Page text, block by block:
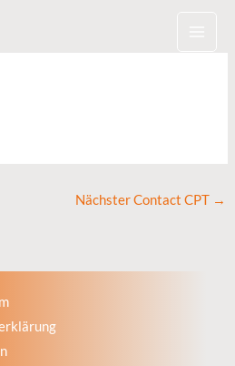
Nächster Contact CPT →